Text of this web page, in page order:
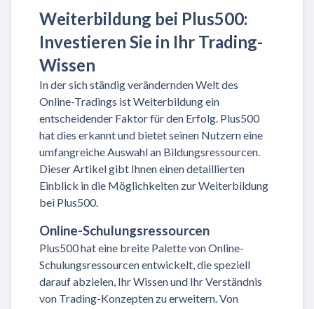
Weiterbildung bei Plus500:
Investieren Sie in Ihr Trading-
Wissen
In der sich ständig verändernden Welt des
Online-Tradings ist Weiterbildung ein
entscheidender Faktor für den Erfolg. Plus500
hat dies erkannt und bietet seinen Nutzern eine
umfangreiche Auswahl an Bildungsressourcen.
Dieser Artikel gibt Ihnen einen detaillierten
Einblick in die Möglichkeiten zur Weiterbildung
bei Plus500.
Online-Schulungsressourcen
Plus500 hat eine breite Palette von Online-
Schulungsressourcen entwickelt, die speziell
darauf abzielen, Ihr Wissen und Ihr Verständnis
von Trading-Konzepten zu erweitern. Von